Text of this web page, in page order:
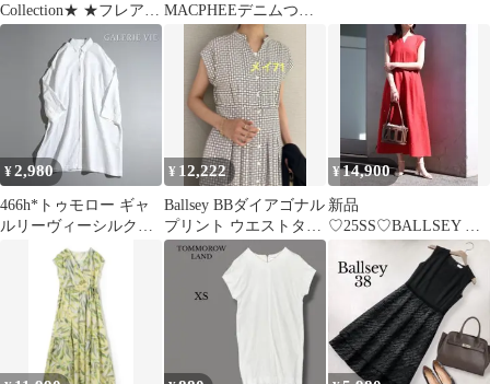
Collection★ ★フレアボ
ーダーワンピース
MACPHEEデニムつな
ぎ•オールインワン
¥2,980
466h*トゥモロー ギャ
ルリーヴィーシルクコ
ットンローンシャツワ
ンピース
¥ 12,222
Ballsey BBダイアゴナル
プリント ウエストタッ
クフレアワンピース
¥14,900
新品
♡25SS♡BALLSEY ラ
イトクリアスラブバッ
クリボンワンピース♡
レッド